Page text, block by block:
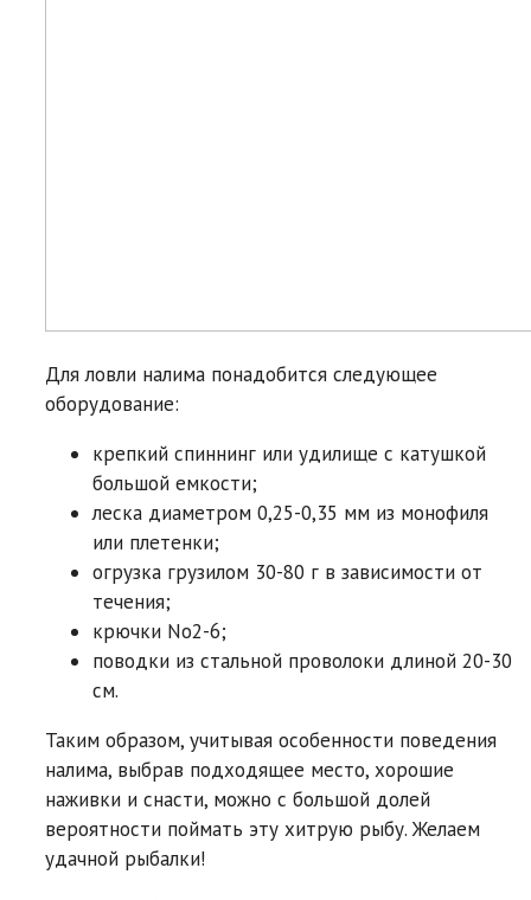
Для ловли налима понадобится следующее
оборудование:
крепкий спиннинг или удилище с катушкой
большой емкости;
леска диаметром 0,25-0,35 мм из монофиля
или плетенки;
огрузка грузилом 30-80 г в зависимости от
течения;
крючки No2-6;
поводки из стальной проволоки длиной 20-30
см.
Таким образом, учитывая особенности поведения
налима, выбрав подходящее место, хорошие
наживки и снасти, можно с большой долей
вероятности поймать эту хитрую рыбу. Желаем
удачной рыбалки!